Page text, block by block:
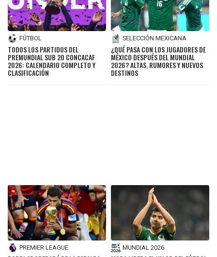
FÚTBOL
TODOS LOS PARTIDOS DEL
PREMUNDIAL SUB 20 CONCACAF
2026: CALENDARIO COMPLETO Y
CLASIFICACIÓN
SELECCIÓN MEXICANA
¿QUÉ PASA CON LOS JUGADORES DE
MÉXICO DESPUÉS DEL MUNDIAL
2026? ALTAS, RUMORES Y NUEVOS
DESTINOS
PREMIER LEAGUE MUNDIAL 2026